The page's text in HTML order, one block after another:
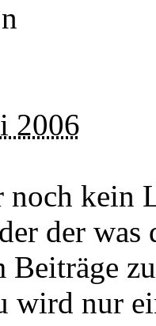
2006
noch kein
der was
Beiträge
wird nur